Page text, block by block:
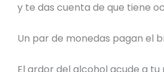
y te das cuenta de que tiene
Un par de monedas pagan el
El ardor del alcohol acude a